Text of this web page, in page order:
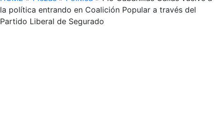
la política entrando en Coalición Popular a través del
Partido Liberal de Segurado